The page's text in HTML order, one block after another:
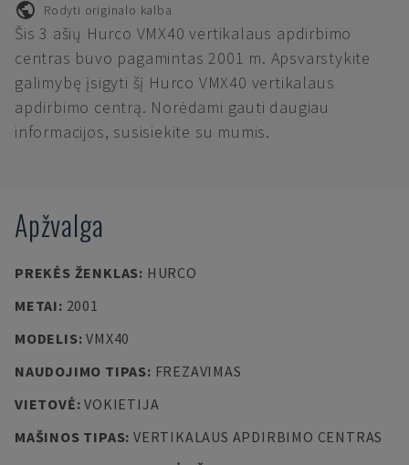
Rodyti originalo kalba
Šis 3 ašių Hurco VMX40 vertikalaus apdirbimo
centras buvo pagamintas 2001 m. Apsvarstykite
galimybę įsigyti šį Hurco VMX40 vertikalaus
apdirbimo centrą. Norėdami gauti daugiau
informacijos, susisiekite su mumis.
Apžvalga
PREKĖS ŽENKLAS: HURCO
METAI: 2001
MODELIS:VMX40
NAUDOJIMO TIPAS: FREZAVIMAS
VIETOVĖ:VOKIETIJA
MAŠINOS TIPAS: VERTIKALAUS APDIRBIMO CENTRAS